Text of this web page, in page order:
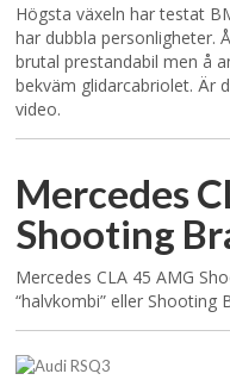
Högsta växeln har testat
har dubbla personligheter.
brutal prestandabil men å
bekväm glidarcabriolet. Är
video.
Mercedes
Shooting
Mercedes CLA 45 AMG
“halvkombi” eller Shooting